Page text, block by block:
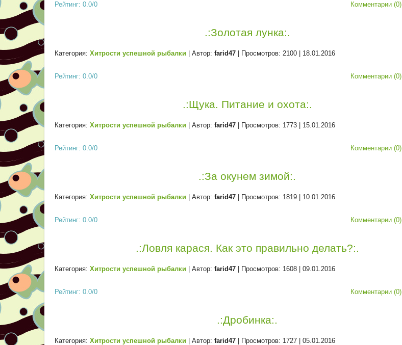
Рейтинг: 0.0/0 Комментарии (0)
.:Золотая лунка:.
Категория: Хитрости успешной рыбалки | Автор: farid47 | Просмотров: 2100 | 18.01.2016
Рейтинг: 0.0/0 Комментарии (0)
.:Щука. Питание и охота:.
Категория: Хитрости успешной рыбалки | Автор: farid47 | Просмотров: 1773 | 15.01.2016
Рейтинг: 0.0/0 Комментарии (0)
.:За окунем зимой:.
Категория: Хитрости успешной рыбалки | Автор: farid47 | Просмотров: 1819 | 10.01.2016
Рейтинг: 0.0/0 Комментарии (0)
.:Ловля карася. Как это правильно делать?:.
Категория: Хитрости успешной рыбалки | Автор: farid47 | Просмотров: 1608 | 09.01.2016
Рейтинг: 0.0/0 Комментарии (0)
.:Дробинка:.
Категория: Хитрости успешной рыбалки | Автор: farid47 | Просмотров: 1727 | 05.01.2016